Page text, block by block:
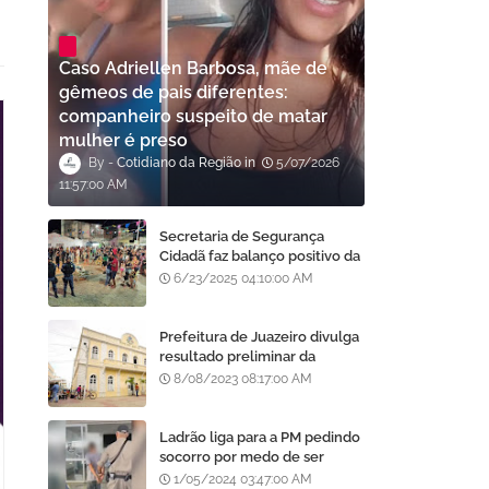
Caso Adriellen Barbosa, mãe de
gêmeos de pais diferentes:
companheiro suspeito de matar
mulher é preso
Cotidiano da Região
5/07/2026
11:57:00 AM
Secretaria de Segurança
Cidadã faz balanço positivo da
atuação da GCM de Juazeiro
6/23/2025 04:10:00 AM
Prefeitura de Juazeiro divulga
resultado preliminar da
análise de currículos do
8/08/2023 08:17:00 AM
Ladrão liga para a PM pedindo
socorro por medo de ser
assassinado por moradores
1/05/2024 03:47:00 AM